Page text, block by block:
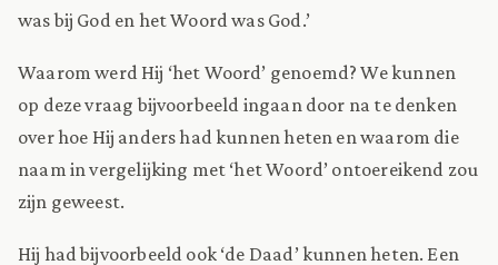
was bij God en het Woord was God.’
Waarom werd Hij ‘het Woord’ genoemd? We kunnen
op deze vraag bijvoorbeeld ingaan door na te denken
over hoe Hij anders had kunnen heten en waarom die
naam in vergelijking met ‘het Woord’ ontoereikend zou
zijn geweest.
Hij had bijvoorbeeld ook ‘de Daad’ kunnen heten. Een